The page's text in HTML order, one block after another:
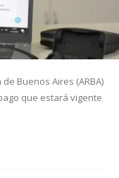
Buenos Aires (ARBA)
que estará vigente